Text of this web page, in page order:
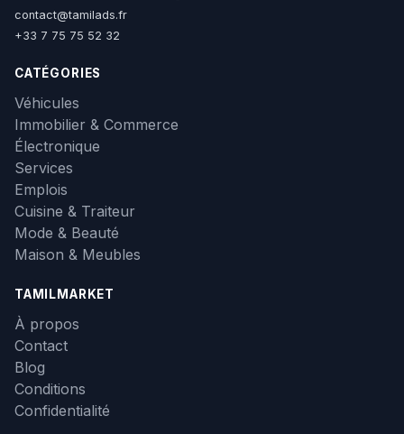
contact@tamilads.fr
+33 7 75 75 52 32
CATÉGORIES
Véhicules
Immobilier & Commerce
Électronique
Services
Emplois
Cuisine & Traiteur
Mode & Beauté
Maison & Meubles
TAMILMARKET
À propos
Contact
Blog
Conditions
Confidentialité